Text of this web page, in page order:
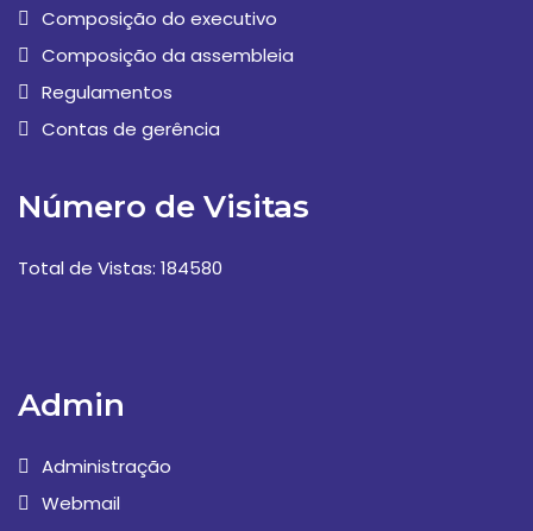
Composição do executivo
Composição da assembleia
Regulamentos
Contas de gerência
Número de Visitas
Total de Vistas: 184580
Admin
Administração
Webmail